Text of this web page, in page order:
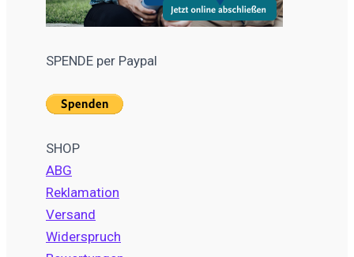
SPENDE per Paypal
SHOP
ABG
Reklamation
Versand
Widerspruch